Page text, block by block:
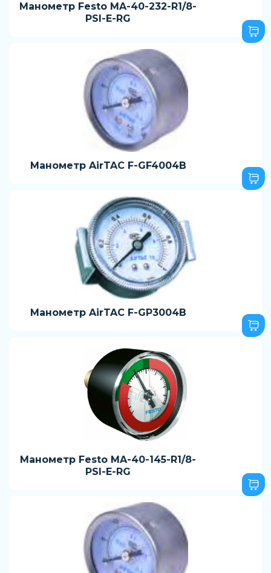
Манометр Festo MA-40-232-R1/8-
PSI-E-RG
Манометр AirTAC F-GF4004B
Манометр AirTAC F-GP3004B
Манометр Festo MA-40-145-R1/8-
PSI-E-RG